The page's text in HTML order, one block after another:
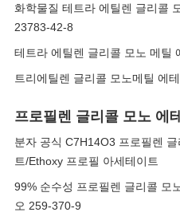
화학물질 테트라 에틸렌 글리콜
23783-42-8
테트라 에틸렌 글리콜 모노 메틸
트리에틸렌 글리콜 모노메틸 에
프로필렌 글리콜 모노 에
분자 공식 C7H14O3 프로필렌
트/Ethoxy 프로필 아세테이트
99% 순수성 프로필렌 글리콜 모
오 259-370-9